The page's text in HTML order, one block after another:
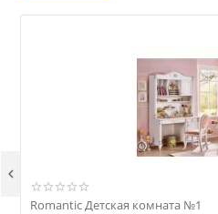
Romantic Детская комната №1
